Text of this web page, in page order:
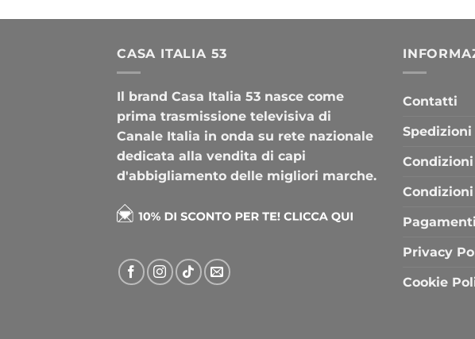
CASA ITALIA 53
Il brand Casa Italia 53 nasce come
prima trasmissione televisiva di
Canale Italia in onda su rete nazionale
dedicata alla vendita di capi
d'abbigliamento delle migliori marche.
Contatti
Spedizioni
Condizioni
Pagamenti
Privacy
Cookie